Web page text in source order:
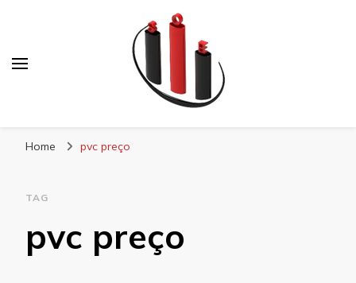
Home pvc preço
TAG
pvc preço